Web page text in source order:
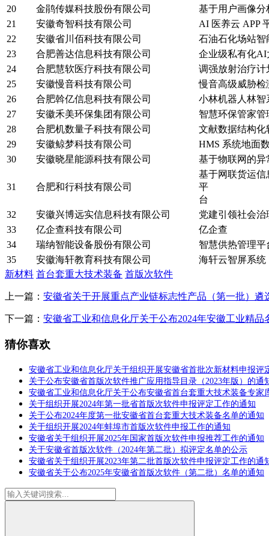
20
金鹃传媒科技股份有限公司
基于用户画像分
21
安徽奇智科技有限公司
AI 医养云 APP
22
安徽省川佰科技有限公司
石油石化场站智
23
合肥善达信息科技有限公司
企业级私有化AI
24
合肥慧软医疗科技有限公司
调强放射治疗计
25
安徽慢音科技有限公司
慢音高级威胁检
26
合肥斡亿信息科技有限公司
小林机器人林
27
安徽禾美环保集团有限公司
智慧环保管家管
28
合肥机数量子科技有限公司
文献数据结构化
29
安徽鲸梦科技有限公司
HMS 系统地面
30
安徽晓星能源科技有限公司 基于物联网的异
31 合肥和行科技有限公司
基于网联货运
平
台
32
安徽兴博远实信息科技有限公司
党建引领社会
33
亿企查科技有限公司
亿企查
34
瑞纳智能设备股份有限公司
智慧供热管理平
35
安徽海轩教育科技有限公司
海轩云智屏系统
新材料 首台套重大技术装备 首版次软件
上一篇： 安徽省关于开展重点产业链标志性产品（第一批）遴
下一篇： 安徽省工业和信息化厅关于公布2024年安徽工业精品
猜你喜欢
安徽省工业和信息化厅关于组织开展安徽省首批次新材料申报评
关于公布安徽省首版次软件推广应用指导目录（2023年版）的通
安徽省工业和信息化厅关于公布安徽省首台套重大技术装备专家
关于组织开展2024年第一批省首版次软件申报评定工作的通知
关于公布2024年度第一批安徽省首台套重大技术装备名单的通知
关于组织开展2024年蚌埠市首版次软件申报工作的通知
安徽省关于组织开展2025年国家首版次软件申报推荐工作的通知
关于安徽省首版次软件（2024年第二批）拟评定名单的公示
安徽省关于组织开展2023年第二批首版次软件申报评定工作的通
安徽省关于公布2025年安徽省首版次软件（第二批）名单的通知